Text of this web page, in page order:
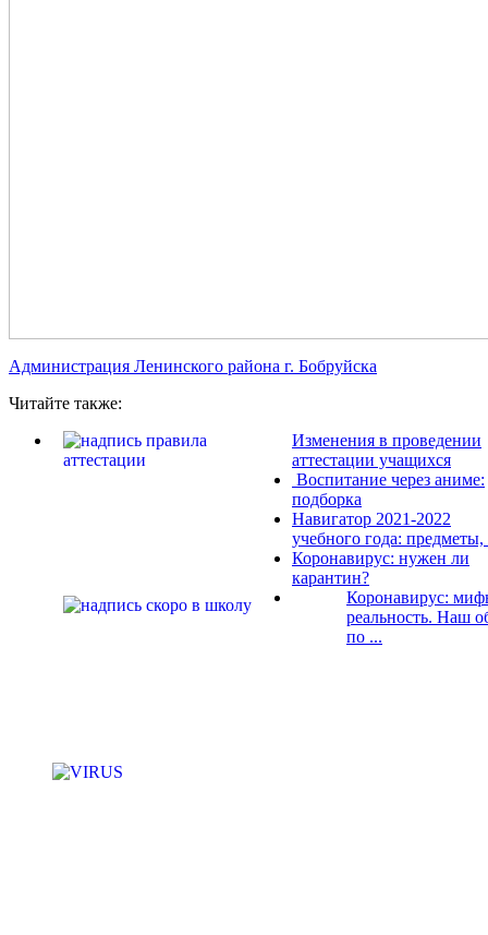
Администрация Ленинского района г. Бобруйска
Читайте также:
Изменения в проведении
аттестации учащихся
Воспитание через аниме:
подборка
Навигатор 2021-2022
учебного года: предметы,
Коронавирус: нужен ли
карантин?
Коронавирус:
реальность. Наш
по ...